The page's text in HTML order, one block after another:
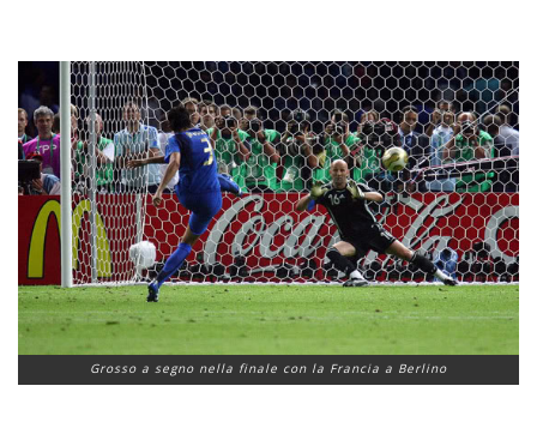
Grosso a segno nella finale con la Francia a Berlino